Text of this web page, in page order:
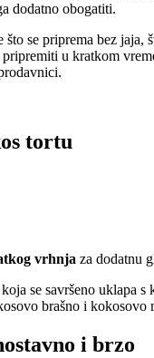
dodatno obogatiti.
se priprema bez
u kratkom
tortu
vrhnja za dodatnu
koja se savršeno uklapa
brašno i
i brzo